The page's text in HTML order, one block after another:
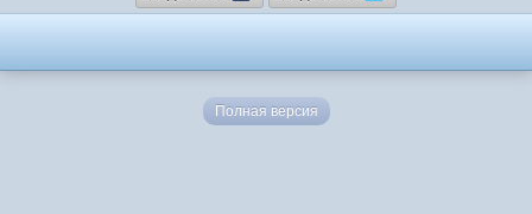
Полная версия